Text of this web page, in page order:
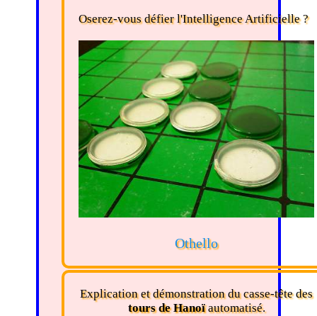
Oserez-vous défier l'Intelligence Artificielle ?
Othello
Explication et démonstration du casse-tête des
tours de Hanoïautomatisé.